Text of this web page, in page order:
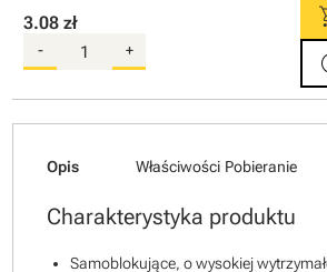
3.08 zł
- +
Opis Właściwości Pobieranie
Charakterystyka produktu
Samoblokujące, o wysokiej